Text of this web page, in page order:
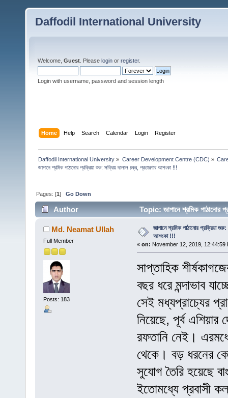
Daffodil International University
Welcome, Guest . Please login or register.
Login with username, password and session length
Home Help Search Calendar Login Register
Daffodil International University » Career Development Centre (CDC) »
জাপানে শ্রমিক পাঠানোর প্রক্রিয়া শুরু: সক্রিয় দালাল চক্র, প্রতারণার আশংকা !!!
Pages: [1]Go Down
Author Topic: জাপানে শ্রমিক
Md. Neamat Ullah
Full Member
Posts: 183
জাপানে শ্রমিক পাঠানোর প্রক্রিয়া
আশংকা !!!
« on: November 12, 2019, 12:44:59
সাপ্তাহিক
বছর ধরে মন্দাভাব
সেই মধ্যপ্রাচ্যের
নিয়েছে, পূর্ব এশিয়ার
রফতানি নেই।
থেকে। বড় ধরনের
সুযোগ তৈরি হয়েছে
ইতোমধ্যে প্রবাসী